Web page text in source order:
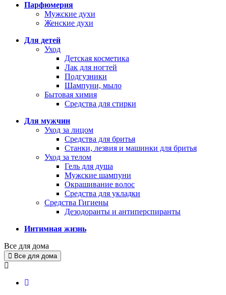
Парфюмерия
Мужские духи
Женские духи
Для детей
Уход
Детская косметика
Лак для ногтей
Подгузники
Шампуни, мыло
Бытовая химия
Средства для стирки
Для мужчин
Уход за лицом
Средства для бритья
Станки, лезвия и машинки для бритья
Уход за телом
Гель для душа
Мужские шампуни
Окрашивание волос
Средства для укладки
Средства Гигиены
Дезодоранты и антиперспиранты
Интимная жизнь
Все для дома
Все для дома